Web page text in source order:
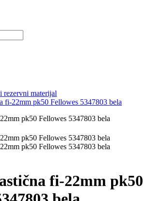
rezervni materijal
fi-22mm pk50 Fellowes 5347803 bela
fi-22mm pk50